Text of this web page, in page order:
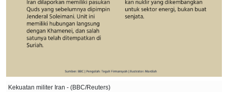
Kekuatan militer Iran - (BBC/Reuters)